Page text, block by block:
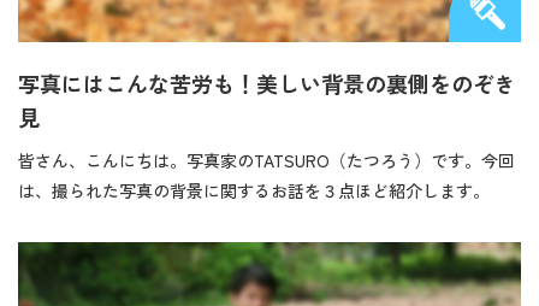
写真にはこんな苦労も！美しい背景の裏側をのぞき
見
皆さん、こんにちは。写真家のTATSURO（たつろう）です。今回
は、撮られた写真の背景に関するお話を３点ほど紹介します。